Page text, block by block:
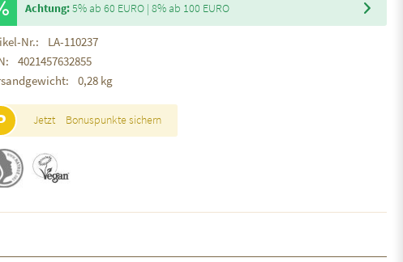
Achtung:5% ab 60 EURO | 8% ab 100 EURO
Nr.:
LA-110237
4021457632855
0,28 kg
Jetzt Bonuspunkte sichern